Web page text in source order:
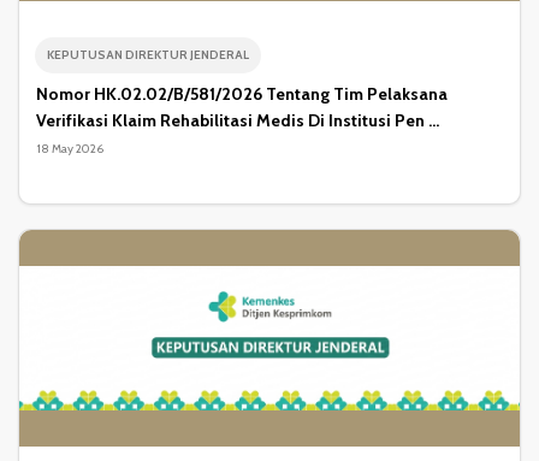
KEPUTUSAN DIREKTUR JENDERAL
Nomor HK.02.02/B/581/2026 Tentang Tim Pelaksana
Verifikasi Klaim Rehabilitasi Medis Di Institusi Pen ...
18 May 2026